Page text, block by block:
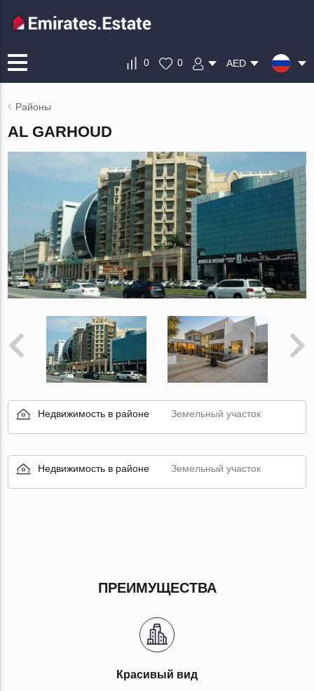
0 0 AED
Районы
AL GARHOUD
Недвижимость в районе Земельный участок
Недвижимость в районе Земельный участок
ПРЕИМУЩЕСТВА
Красивый вид